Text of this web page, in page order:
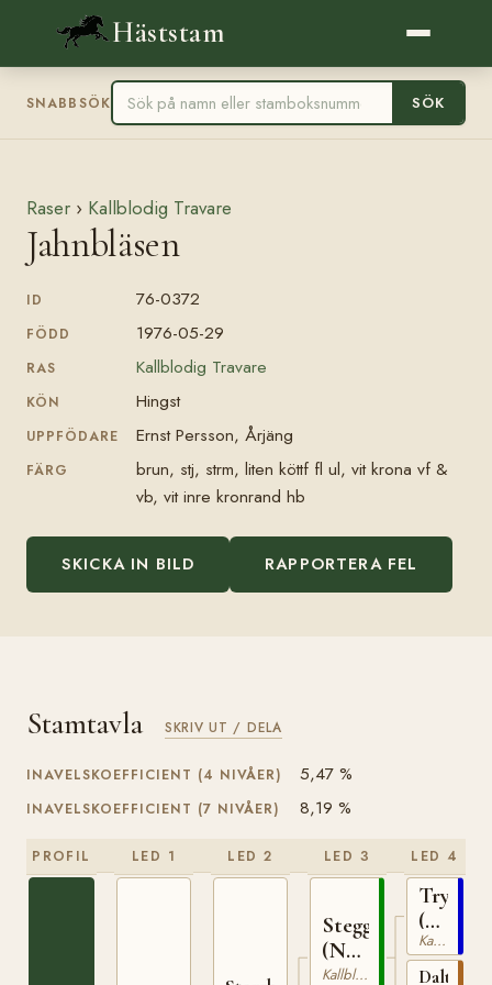
Häststam
SNABBSÖK SÖK
Raser › Kallblodig Travare
Jahnbläsen
ID 76-0372
FÖDD 1976-05-29
RAS Kallblodig Travare
KÖN Hingst
UPPFÖDARE Ernst Persson, Årjäng
FÄRG
brun, stj, strm, liten köttf fl ul, vit krona vf &
vb, vit inre kronrand hb
SKICKA IN BILD RAPPORTERA FEL
Stamtavla SKRIV UT / DELA
INAVELSKOEFFICIENT (4 NIVÅER) 5,47 %
INAVELSKOEFFICIENT (7 NIVÅER) 8,19 %
PROFIL LED 1 LED 2 LED 3
Stegg
(NO)
T- Kallblodig Travare
LED 4
Trygve
(NO)
T-
66
Kallblodig Travare
Dalterna